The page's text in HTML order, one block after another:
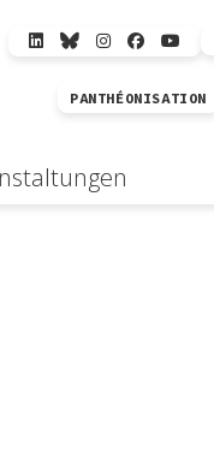
PANTHÉONISATION